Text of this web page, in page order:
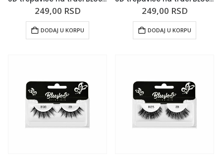
249,00 RSD
DODAJ U KORPU
249,00 RSD
DODAJ U KORPU